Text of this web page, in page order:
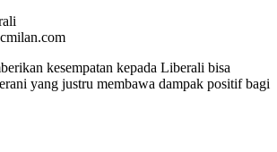
kesempatan kepada Liberali bisa
yang justru membawa dampak positif bagi